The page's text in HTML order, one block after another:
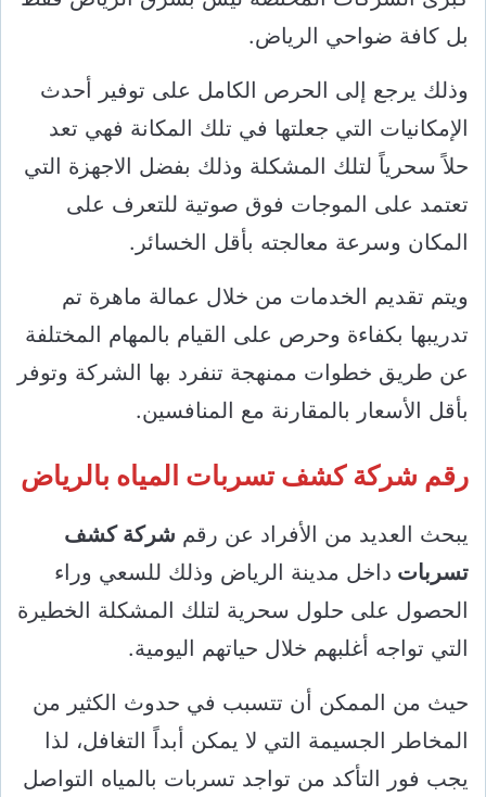
بل كافة ضواحي الرياض.
وذلك يرجع إلى الحرص الكامل على توفير أحدث
الإمكانيات التي جعلتها في تلك المكانة فهي تعد
حلاً سحرياً لتلك المشكلة وذلك بفضل الاجهزة التي
تعتمد على الموجات فوق صوتية للتعرف على
المكان وسرعة معالجته بأقل الخسائر.
ويتم تقديم الخدمات من خلال عمالة ماهرة تم
تدريبها بكفاءة وحرص على القيام بالمهام المختلفة
عن طريق خطوات ممنهجة تنفرد بها الشركة وتوفر
بأقل الأسعار بالمقارنة مع المنافسين.
رقم شركة كشف تسربات المياه بالرياض
يبحث العديد من الأفراد عن رقم شركة كشف
تسربات داخل مدينة الرياض وذلك للسعي وراء
الحصول على حلول سحرية لتلك المشكلة الخطيرة
التي تواجه أغلبهم خلال حياتهم اليومية.
حيث من الممكن أن تتسبب في حدوث الكثير من
المخاطر الجسيمة التي لا يمكن أبداً التغافل، لذا
يجب فور التأكد من تواجد تسربات بالمياه التواصل